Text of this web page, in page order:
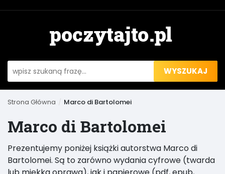
WYSZUKAJ
Strona Główna Marco di Bartolomei
Marco di Bartolomei
Prezentujemy poniżej książki autorstwa Marco di
Bartolomei. Są to zarówno wydania cyfrowe (twarda